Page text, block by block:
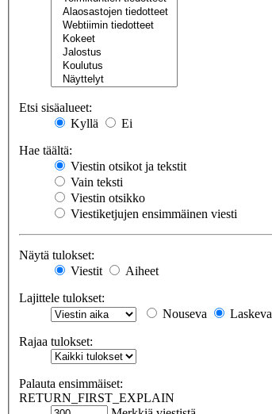
Etsi sisäalueet:
Kyllä
Ei
Hae täältä:
Viestin otsikot ja tekstit
Vain teksti
Viestin otsikko
Viestiketjujen ensimmäinen viesti
Näytä tulokset:
Viestit
Aiheet
Lajittele tulokset:
Nouseva
Laskeva
Rajaa tulokset:
Palauta ensimmäiset:
RETURN_FIRST_EXPLAIN